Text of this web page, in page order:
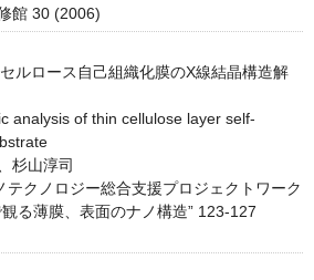
館 30 (2006)
ルロース自己組織化膜のX線結晶構造解
analysis of thin cellulose layer self-
杉山淳司
テクノロジー総合支援プロジェクトワーク
る薄膜、表面のナノ構造” 123-127